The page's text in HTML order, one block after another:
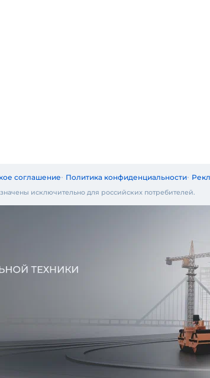
соглашение Политика конфиденциальности
исключительно для российских потребителей.